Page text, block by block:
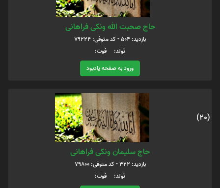
حاج صحبت الله ونکی فراهانی
بازدید: 504 - کد متوفی: 79224
تولد: فوت:
ورود به صفحه یادبود
(20)
حاج سلیمان ونکی فراهانی
بازدید: 322 - کد متوفی: 79800
تولد: فوت: